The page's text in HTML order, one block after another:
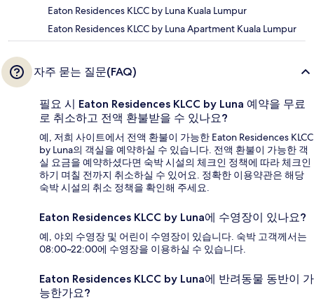
Eaton Residences KLCC by Luna Kuala Lumpur
Eaton Residences KLCC by Luna Apartment Kuala Lumpur
자주 묻는 질문(FAQ)
필요 시 Eaton Residences KLCC by Luna 예약을 무료
로 취소하고 전액 환불받을 수 있나요?
예, 저희 사이트에서 전액 환불이 가능한 Eaton Residences KLCC
by Luna의 객실을 예약하실 수 있습니다. 전액 환불이 가능한 객
실 요금을 예약하셨다면 숙박 시설의 체크인 정책에 따라 체크인
하기 며칠 전까지 취소하실 수 있어요. 정확한 이용약관은 해당
숙박 시설의 취소 정책을 확인해 주세요.
Eaton Residences KLCC by Luna에 수영장이 있나요?
예, 야외 수영장 및 어린이 수영장이 있습니다. 숙박 고객께서는
08:00~22:00에 수영장을 이용하실 수 있습니다.
Eaton Residences KLCC by Luna에 반려동물 동반이 가
능한가요?